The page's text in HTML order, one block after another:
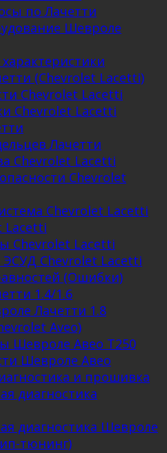
по Лачетти
Шевроле
(Chevrolet Lacetti)
Chevrolet Lacetti
Chevrolet Lacetti
Лачетти
Chevrolet Lacetti
Chevrolet
Chevrolet Lacetti
Lacetti
Chevrolet Lacetti
ЭСУД Chevrolet Lacetti
(Ошибки)
1.4/1.6
Лачетти 1.8
Aveo)
Шевроле Авео Т250
Шевроле Авео
и прошивка
диагностика
диагностика Шевроле
тюнинг)